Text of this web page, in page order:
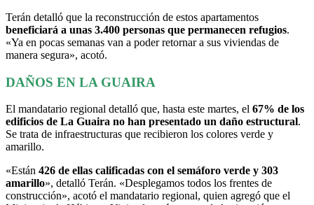
Terán detalló que la reconstrucción de estos apartamentos
beneficiará a unas 3.400 personas que permanecen refugios.
«Ya en pocas semanas van a poder retornar a sus viviendas de
manera segura», acotó.
DAÑOS EN LA GUAIRA
El mandatario regional detalló que, hasta este martes, el 67% de los
edificios de La Guaira no han presentado un daño estructural.
Se trata de infraestructuras que recibieron los colores verde y
amarillo.
«Están 426 de ellas calificadas con el semáforo verde y 303
amarillo», detalló Terán. «Desplegamos todos los frentes de
construcción», acotó el mandatario regional, quien agregó que el